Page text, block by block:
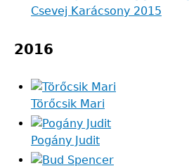
Csevej Karácsony 2015
2016
Törőcsik Mari
Pogány Judit